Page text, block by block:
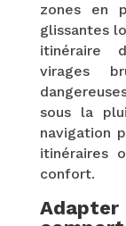
zones en
glissantes
itinéraire
virages
sous la
navigation
itinéraires
confort.